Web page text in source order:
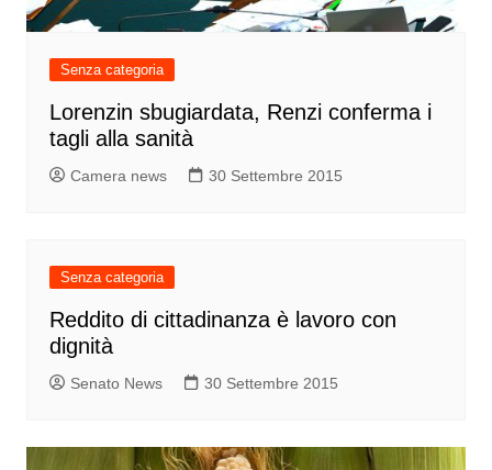
Senza categoria
Lorenzin sbugiardata, Renzi conferma i
tagli alla sanità
Camera news 30 Settembre 2015
Senza categoria
Reddito di cittadinanza è lavoro con
dignità
Senato News 30 Settembre 2015